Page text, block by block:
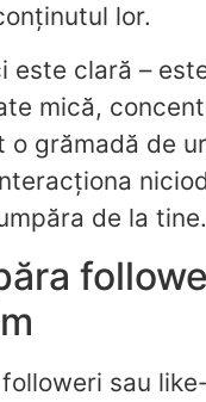
lor.
este clară –
mică,
o grămadă de
de la tine.
sau